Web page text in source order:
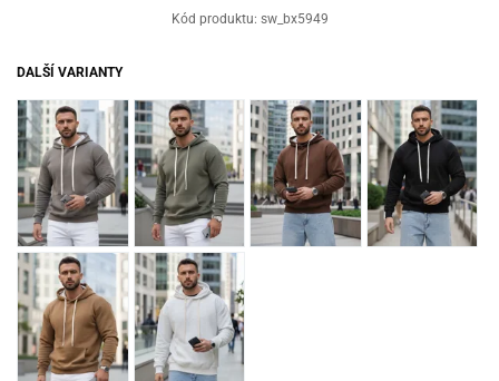
Kód produktu: sw_bx5949
DALŠÍ VARIANTY